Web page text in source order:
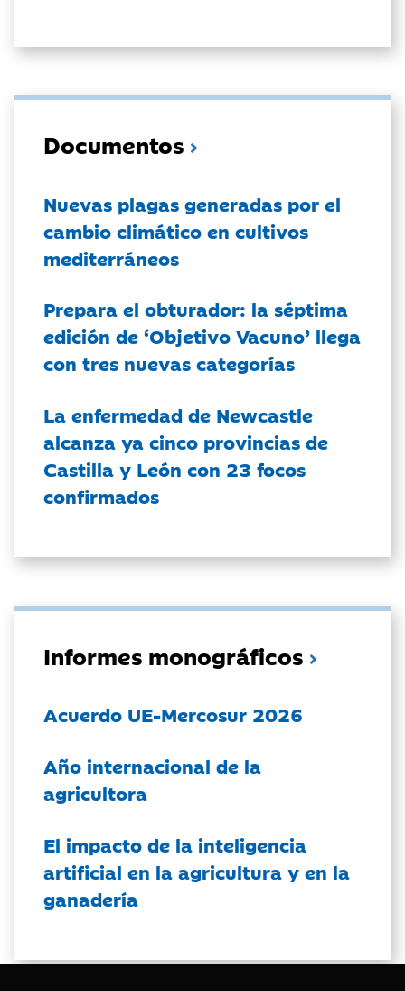
Documentos
Nuevas plagas generadas por el
cambio climático en cultivos
mediterráneos
Prepara el obturador: la séptima
edición de ‘Objetivo Vacuno’ llega
con tres nuevas categorías
La enfermedad de Newcastle
alcanza ya cinco provincias de
Castilla y León con 23 focos
confirmados
Informes monográficos
Acuerdo UE-Mercosur 2026
Año internacional de la
agricultora
El impacto de la inteligencia
artificial en la agricultura y en la
ganadería